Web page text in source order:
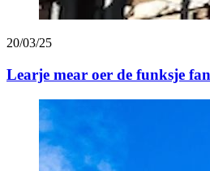
20/03/25
Learje mear oer de funksje